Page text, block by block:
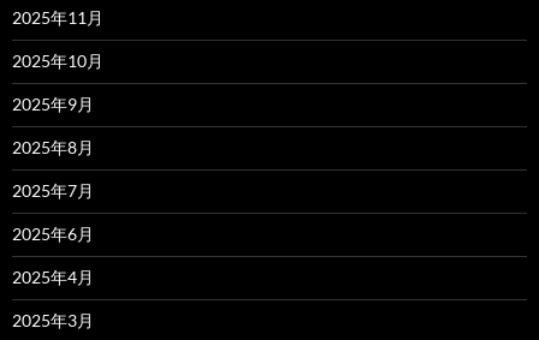
2025年11月
2025年10月
2025年9月
2025年8月
2025年7月
2025年6月
2025年4月
2025年3月